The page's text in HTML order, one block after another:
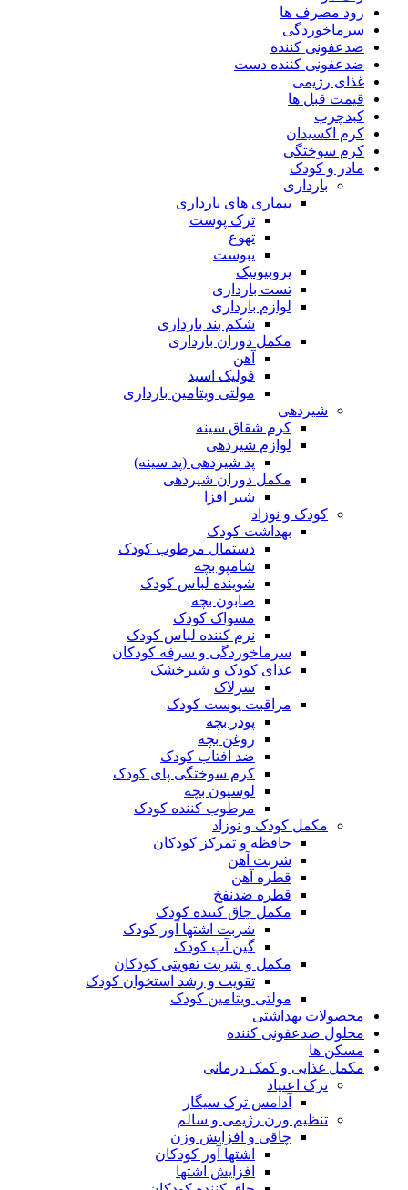
زود مصرف ها
سرماخوردگی
ضدعفونی کننده
ضدعفونی کننده دست
غذای رژیمی
قیمت قبل ها
کبدچرب
کرم اکسیدان
کرم سوختگی
مادر و کودک
بارداری
بیماری های بارداری
ترک پوست
تهوع
یبوست
پروبیوتیک
تست بارداری
لوازم بارداری
شکم بند بارداری
مکمل دوران بارداری
آهن
فولیک اسید
مولتی ویتامین بارداری
شیردهی
کرم شقاق سینه
لوازم شیردهی
پد شیردهی (پد سینه)
مکمل دوران شیردهی
شیر افزا
کودک و نوزاد
بهداشت کودک
دستمال مرطوب کودک
شامپو بچه
شوینده لباس کودک
صابون بچه
مسواک کودک
نرم کننده لباس کودک
سرماخوردگی و سرفه کودکان
غذای کودک و شیرخشک
سرلاک
مراقبت پوست کودک
پودر بچه
روغن بچه
ضد آفتاب کودک
کرم سوختگی پای کودک
لوسیون بچه
مرطوب کننده کودک
مکمل کودک و نوزاد
حافظه و تمرکز کودکان
شربت آهن
قطره آهن
قطره ضدنفخ
مکمل چاق کننده کودک
شربت اشتها آور کودک
گین آپ کودک
مکمل و شربت تقویتی کودکان
تقویت و رشد استخوان کودک
مولتی ویتامین کودک
محصولات بهداشتی
محلول ضدعفونی کننده
مسکن ها
مکمل غذایی و کمک درمانی
ترک اعتیاد
آدامس ترک سیگار
تنظیم وزن رژیمی و سالم
چاقی و افزایش وزن
اشتها آور کودکان
افزایش اشتها